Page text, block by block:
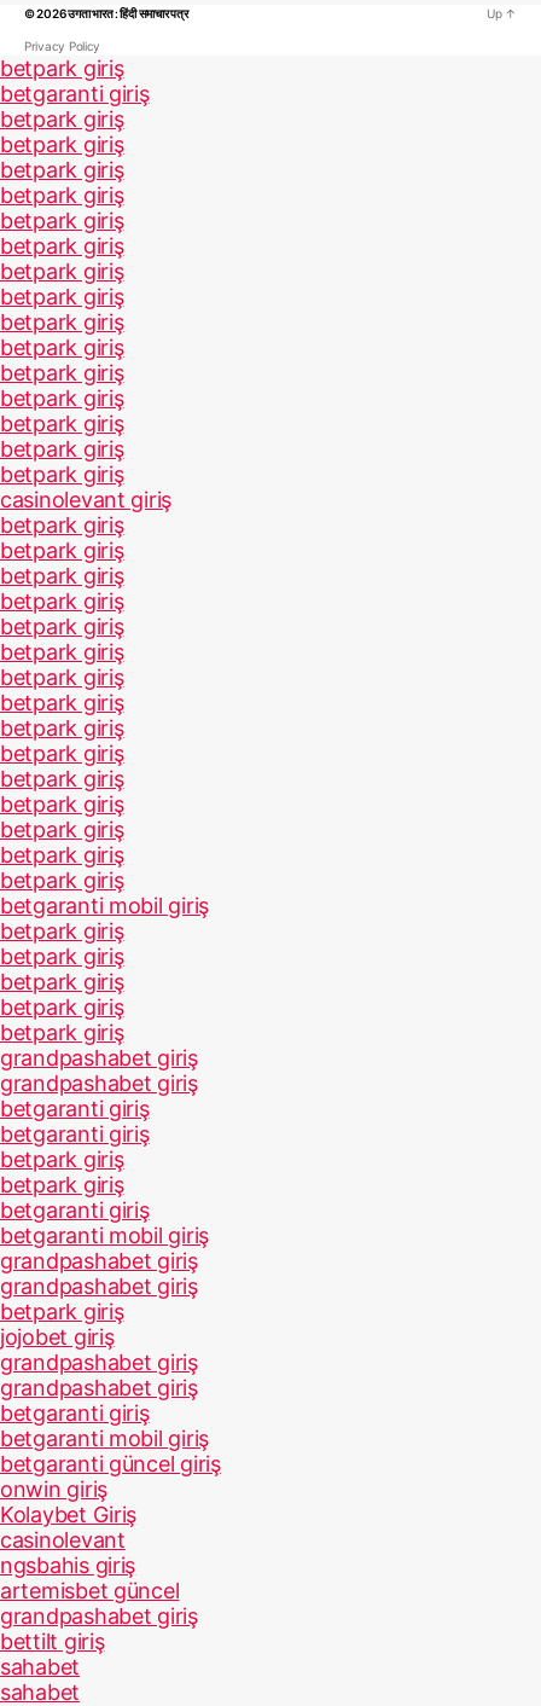
© 2026उगता भारत : हिंदी समाचार पत्र
Privacy Policy
Up ↑
betpark giriş
betgaranti giriş
betpark giriş
betpark giriş
betpark giriş
betpark giriş
betpark giriş
betpark giriş
betpark giriş
betpark giriş
betpark giriş
betpark giriş
betpark giriş
betpark giriş
betpark giriş
betpark giriş
betpark giriş
casinolevant giriş
betpark giriş
betpark giriş
betpark giriş
betpark giriş
betpark giriş
betpark giriş
betpark giriş
betpark giriş
betpark giriş
betpark giriş
betpark giriş
betpark giriş
betpark giriş
betpark giriş
betpark giriş
betgaranti mobil giriş
betpark giriş
betpark giriş
betpark giriş
betpark giriş
betpark giriş
grandpashabet giriş
grandpashabet giriş
betgaranti giriş
betgaranti giriş
betpark giriş
betpark giriş
betgaranti giriş
betgaranti mobil giriş
grandpashabet giriş
grandpashabet giriş
betpark giriş
jojobet giriş
grandpashabet giriş
grandpashabet giriş
betgaranti giriş
betgaranti mobil giriş
betgaranti güncel giriş
onwin giriş
Kolaybet Giriş
casinolevant
ngsbahis giriş
artemisbet güncel
grandpashabet giriş
bettilt giriş
sahabet
sahabet